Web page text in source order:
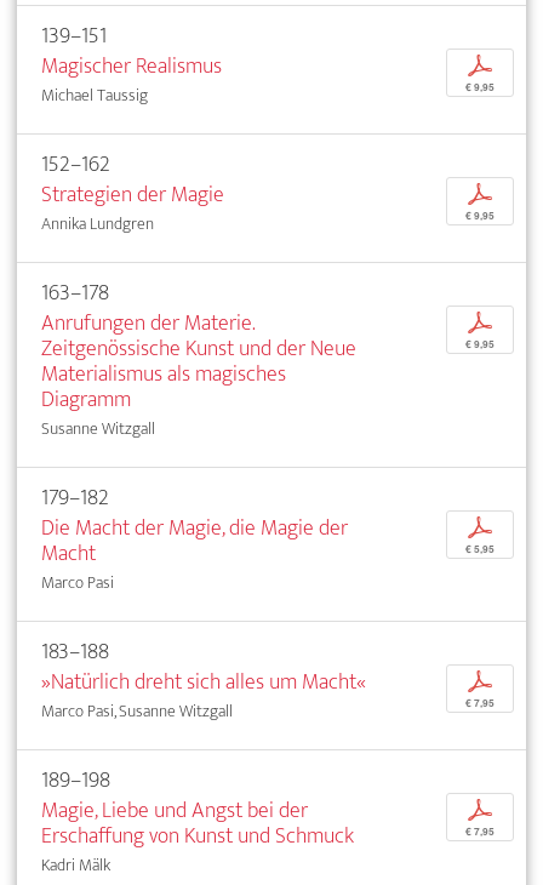
139–151
Magischer Realismus
Michael Taussig
p
€ 9,95
152–162
Strategien der Magie
Annika Lundgren
p
€ 9,95
163–178
Anrufungen der Materie.
Zeitgenössische Kunst und der Neue
Materialismus als magisches
Diagramm
Susanne Witzgall
p
€ 9,95
179–182
Die Macht der Magie, die Magie der
Macht
Marco Pasi
p
€ 5,95
183–188
»Natürlich dreht sich alles um Macht«
Marco Pasi, Susanne Witzgall
p
€ 7,95
189–198
Magie, Liebe und Angst bei der
Erschaffung von Kunst und Schmuck
Kadri Mälk
p
€ 7,95